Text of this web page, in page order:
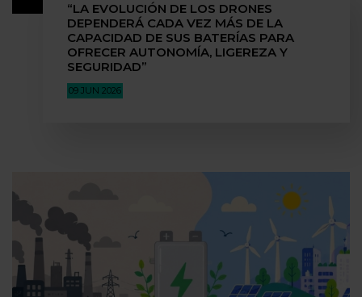
“LA EVOLUCIÓN DE LOS DRONES
DEPENDERÁ CADA VEZ MÁS DE LA
CAPACIDAD DE SUS BATERÍAS PARA
OFRECER AUTONOMÍA, LIGEREZA Y
SEGURIDAD”
09 JUN 2026